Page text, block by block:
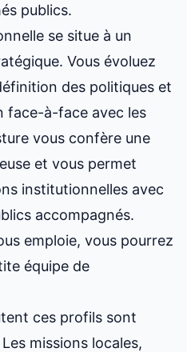
publics.
se situe à un
Vous évoluez
des politiques et
face-à-face avec les
vous confère une
et vous permet
institutionnelles avec
accompagnés.
emploie, vous pourrez
équipe de
ces profils sont
missions locales,